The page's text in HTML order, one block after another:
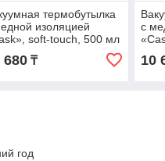
термобутылка
изоляцией
soft-touch, 500 мл
680₸
с
10
год